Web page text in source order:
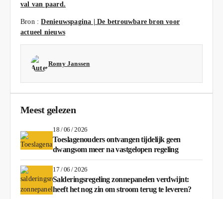
val van paard.
Bron :Denieuwspagina | De betrouwbare bron voor
actueel nieuws
Romy Janssen
Meest gelezen
18 / 06 / 2026
Toeslagenouders ontvangen tijdelijk geen
dwangsom meer na vastgelopen regeling
17 / 06 / 2026
Salderingsregeling zonnepanelen verdwijnt:
heeft het nog zin om stroom terug te leveren?